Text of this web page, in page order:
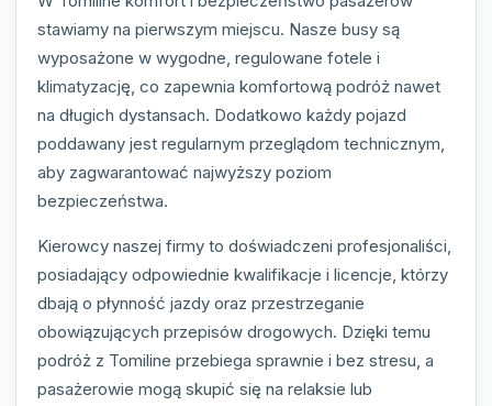
stawiamy na pierwszym miejscu. Nasze busy są
wyposażone w wygodne, regulowane fotele i
klimatyzację, co zapewnia komfortową podróż nawet
na długich dystansach. Dodatkowo każdy pojazd
poddawany jest regularnym przeglądom technicznym,
aby zagwarantować najwyższy poziom
bezpieczeństwa.
Kierowcy naszej firmy to doświadczeni profesjonaliści,
posiadający odpowiednie kwalifikacje i licencje, którzy
dbają o płynność jazdy oraz przestrzeganie
obowiązujących przepisów drogowych. Dzięki temu
podróż z Tomiline przebiega sprawnie i bez stresu, a
pasażerowie mogą skupić się na relaksie lub